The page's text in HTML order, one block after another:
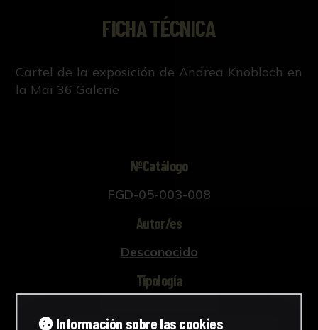
FICHA TÉCNICA
Cartel de la exposición de Andrea Knobloch en
la Mai 36 Galerie
NºCatálogo
FGD-05-003-008
Autor/es
Desconocido
Tipología
Información sobre las cookies